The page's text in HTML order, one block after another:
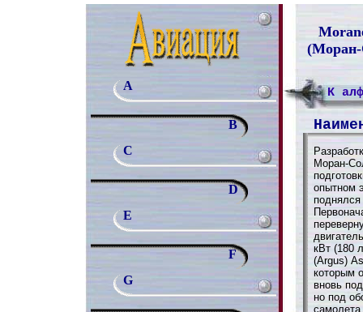
(Моран-
A
B
C
D
E
F
G
К
Моран-
опытном
поднялся
кВт (180
(Argus)
которым
вновь
но под